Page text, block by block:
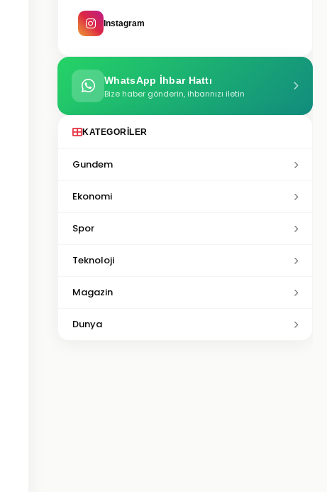
Instagram
WhatsApp İhbar Hattı
Bize haber gönderin, ihbarınızı iletin
KATEGORILER
Gundem
Ekonomi
Spor
Teknoloji
Magazin
Dunya